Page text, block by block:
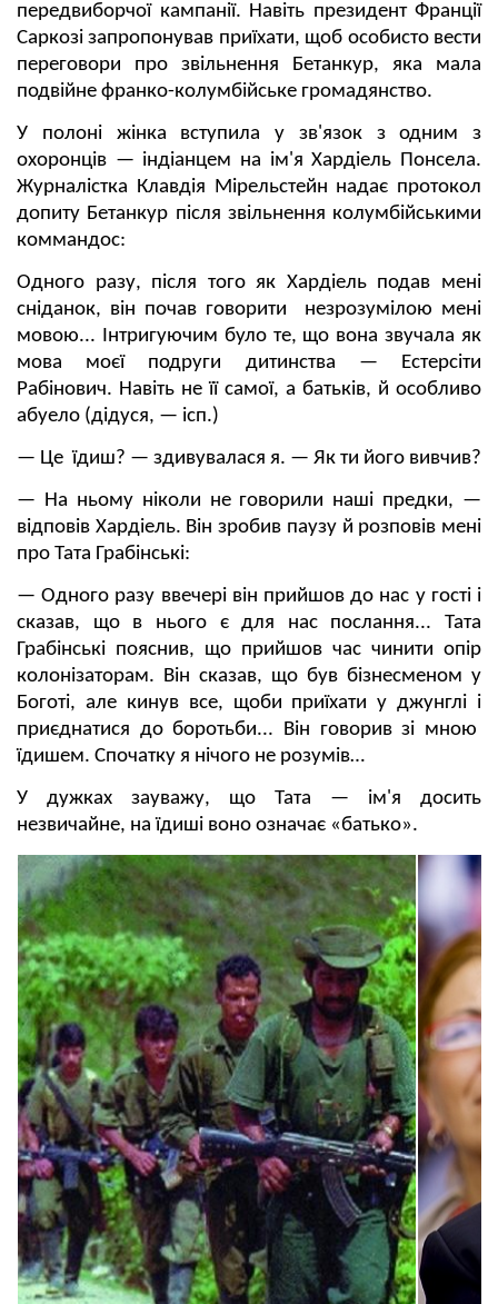
передвиборчої кампанії. Навіть президент Франції
Саркозі запропонував приїхати, щоб особисто вести
переговори про звільнення Бетанкур, яка мала
подвійне франко-колумбійське громадянство.
У полоні жінка вступила у зв'язок з одним з
охоронців — індіанцем на ім'я Хардіель Понсела.
Журналістка Клавдія Мірельстейн надає протокол
допиту Бетанкур після звільнення колумбійськими
коммандос:
Одного разу, після того як Хардіель подав мені
сніданок, він почав говорити незрозумілою мені
мовою... Інтригуючим було те, що вона звучала як
мова моєї подруги дитинства — Естерсіти
Рабінович. Навіть не її самої, а батьків, й особливо
абуело (дідуся, — ісп.)
— Це їдиш? — здивувалася я. — Як ти його вивчив?
— На ньому ніколи не говорили наші предки, —
відповів Хардіель. Він зробив паузу й розповів мені
про Тата Грабінські:
— Одного разу ввечері він прийшов до нас у гості і
сказав, що в нього є для нас послання... Тата
Грабінські пояснив, що прийшов час чинити опір
колонізаторам. Він сказав, що був бізнесменом у
Боготі, але кинув все, щоби приїхати у джунглі і
приєднатися до боротьби... Він говорив зі мною
їдишем. Спочатку я нічого не розумів…
У дужках зауважу, що Тата — ім'я досить
незвичайне, на їдиші воно означає «батько».